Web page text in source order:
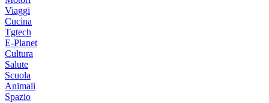
Viaggi
Cucina
Tgtech
E-Planet
Cultura
Salute
Scuola
Animali
Spazio